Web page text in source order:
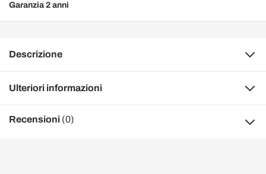
Garanzia 2 anni
Descrizione
Ulteriori informazioni
Recensioni (0)